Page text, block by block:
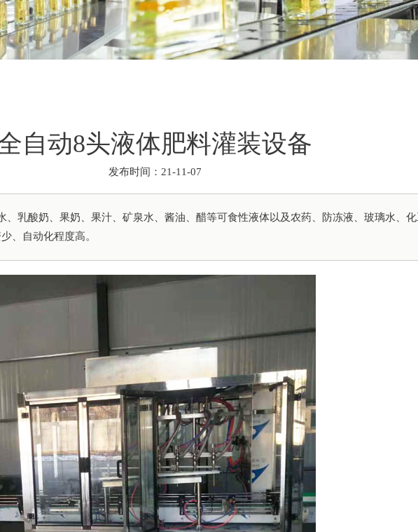
自动8头液体肥料灌装设备
发布时间：21-11-07
乳酸奶、果奶、果汁、矿泉水、酱油、醋等可食性液体以及农药、防冻液、玻璃水、化
少、自动化程度高。